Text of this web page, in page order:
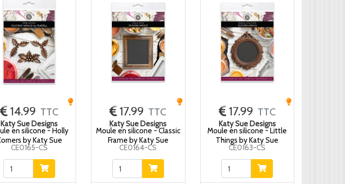
14.99 TTC
Katy Sue Designs
en silicone - Holly
by Katy Sue
CE0165-CS
17.99 TTC
Katy Sue Designs
Moule en silicone - Classic
Frame by Katy Sue
CE0164-CS
17.99 TTC
Katy Sue Designs
Moule en silicone - Little
Things by Katy Sue
CE0163-CS